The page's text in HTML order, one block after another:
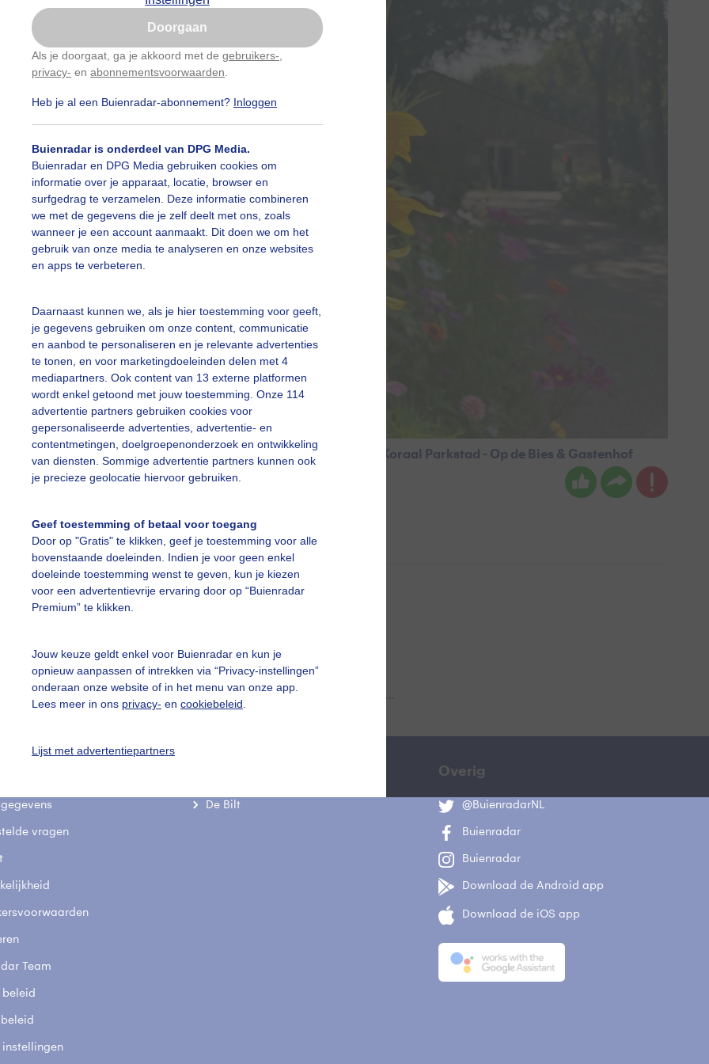
Doorgaan
Als je doorgaat, ga je akkoord met de gebruikers-
privacy- en abonnementsvoorwaarden
Heb je al een Buienradar-abonnement? Inloggen
Buienradar is onderdeel van DPG Media.
Buienradar en DPG Media gebruiken cookies om
informatie over je apparaat, locatie, browser en
surfgedrag te verzamelen. Deze informatie combineren
we met de gegevens die je zelf deelt met ons, zoals
wanneer je een account aanmaakt. Dit doen we om het
gebruik van onze media te analyseren en onze websites
en apps te verbeteren.
Daarnaast kunnen we, als je hier toestemming voor geeft,
je gegevens gebruiken om onze content, communicatie
en aanbod te personaliseren en je relevante advertenties
te tonen, en voor marketingdoeleinden delen met 4
mediapartners. Ook content van 13 externe platformen
wordt enkel getoond met jouw toestemming. Onze 114
advertentie partners gebruiken cookies voor
gepersonaliseerde advertenties, advertentie- en
contentmetingen, doelgroepenonderzoek en ontwikkeling
van diensten. Sommige advertentie partners kunnen ook
je precieze geolocatie hiervoor gebruiken.
Geef toestemming of betaal voor toegang
Door op "Gratis" te klikken, geef je toestemming voor alle
bovenstaande doeleinden. Indien je voor geen enkel
doeleinde toestemming wenst te geven, kun je kiezen
voor een advertentievrije ervaring door op “Buienradar
Premium” te klikken.
Jouw keuze geldt enkel voor Buienradar en kun je
opnieuw aanpassen of intrekken via “Privacy-instellingen”
onderaan onze website of in het menu van onze app.
Lees meer in ons privacy- en cookiebeleid
Lijst met advertentiepartners
een warm weertje vandaag op de boerderij het hoefveld van Koraal Parkstad - Op de Bies & Gastenhof
Sven Berends Gemaakt: 14-08-2025, 41x bekeken
Zon Wolken
slideshow
Een moment geduld aub...
vragen
Team
beleid
instellingen
De Bilt
Overig
@BuienradarNL
Buienradar
Buienradar
Download de Android app
Download de iOS app
Nu niet, misschien later
Gebruik je Safari en wil je niet elke dag deze pop-up
Klikhierom dit aan te passen